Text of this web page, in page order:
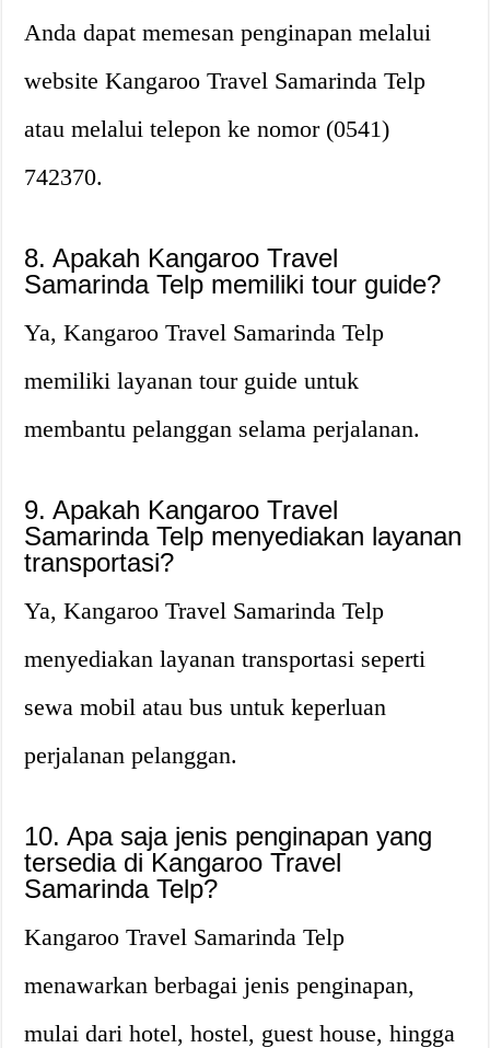
Anda dapat memesan penginapan melalui
website Kangaroo Travel Samarinda Telp
atau melalui telepon ke nomor (0541)
742370.
8. Apakah Kangaroo Travel
Samarinda Telp memiliki tour guide?
Ya, Kangaroo Travel Samarinda Telp
memiliki layanan tour guide untuk
membantu pelanggan selama perjalanan.
9. Apakah Kangaroo Travel
Samarinda Telp menyediakan layanan
transportasi?
Ya, Kangaroo Travel Samarinda Telp
menyediakan layanan transportasi seperti
sewa mobil atau bus untuk keperluan
perjalanan pelanggan.
10. Apa saja jenis penginapan yang
tersedia di Kangaroo Travel
Samarinda Telp?
Kangaroo Travel Samarinda Telp
menawarkan berbagai jenis penginapan,
mulai dari hotel, hostel, guest house, hingga